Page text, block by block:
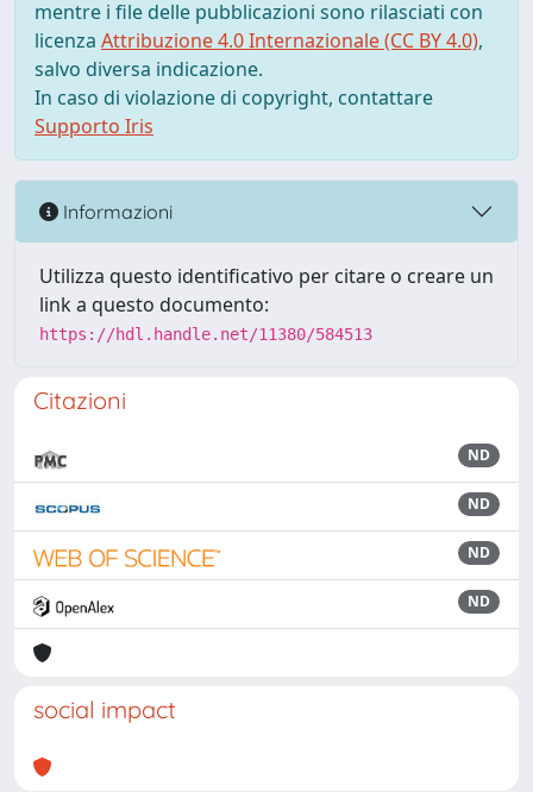
mentre i file delle pubblicazioni sono rilasciati con
licenza Attribuzione 4.0 Internazionale (CC BY 4.0),
salvo diversa indicazione.
In caso di violazione di copyright, contattare
Supporto Iris
Informazioni
Utilizza questo identificativo per citare o creare un
link a questo documento:
https://hdl.handle.net/11380/584513
Citazioni
ND
ND
ND
ND
social impact